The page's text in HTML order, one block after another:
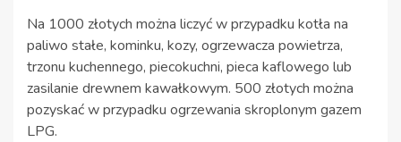
Na 1000 złotych można liczyć w przypadku kotła na
paliwo stałe, kominku, kozy, ogrzewacza powietrza,
trzonu kuchennego, piecokuchni, pieca kaflowego lub
zasilanie drewnem kawałkowym. 500 złotych można
pozyskać w przypadku ogrzewania skroplonym gazem
LPG.